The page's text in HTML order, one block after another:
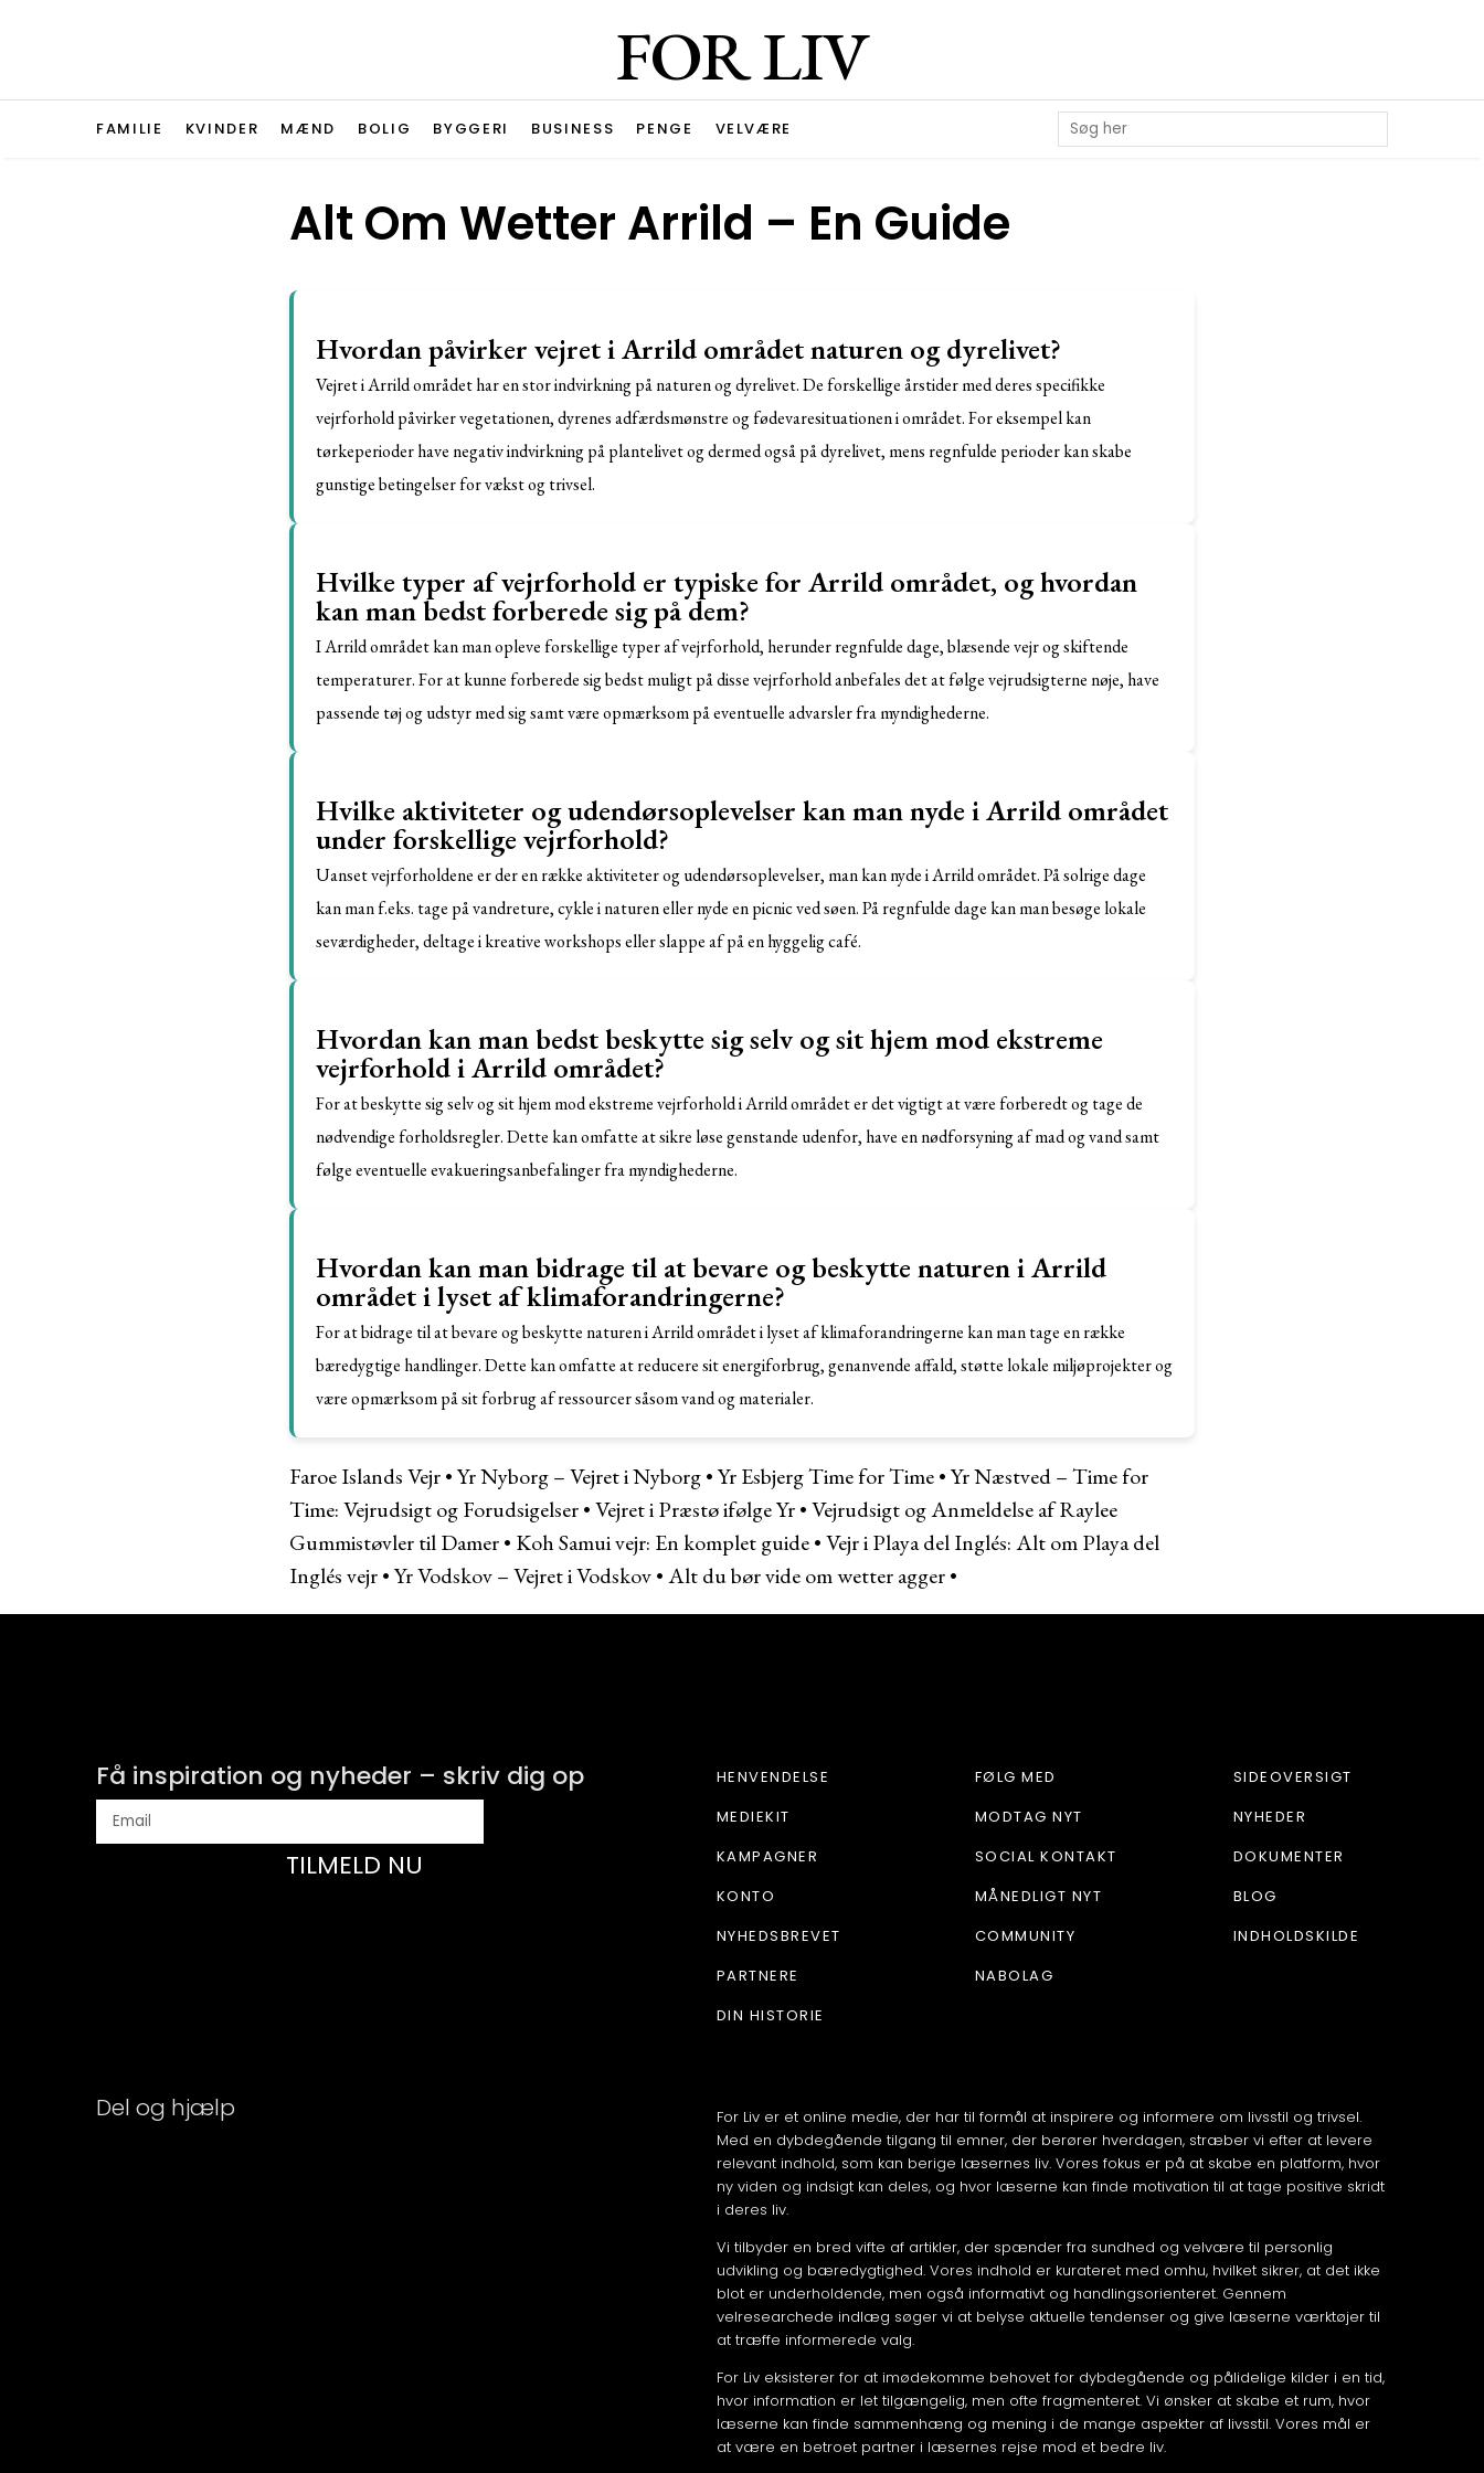
FOR LIV
FAMILIE KVINDER MÆND BOLIG BYGGERI BUSINESS PENGE VELVÆRE
Alt Om Wetter Arrild – En Guide
Hvordan påvirker vejret i Arrild området naturen og dyrelivet?
Vejret i Arrild området har en stor indvirkning på naturen og dyrelivet. De forskellige årstider med deres specifikke
vejrforhold påvirker vegetationen, dyrenes adfærdsmønstre og fødevaresituationen i området. For eksempel kan
tørkeperioder have negativ indvirkning på plantelivet og dermed også på dyrelivet, mens regnfulde perioder kan skabe
gunstige betingelser for vækst og trivsel.
Hvilke typer af vejrforhold er typiske for Arrild området, og hvordan
kan man bedst forberede sig på dem?
I Arrild området kan man opleve forskellige typer af vejrforhold, herunder regnfulde dage, blæsende vejr og skiftende
temperaturer. For at kunne forberede sig bedst muligt på disse vejrforhold anbefales det at følge vejrudsigterne nøje, have
passende tøj og udstyr med sig samt være opmærksom på eventuelle advarsler fra myndighederne.
Hvilke aktiviteter og udendørsoplevelser kan man nyde i Arrild området
under forskellige vejrforhold?
Uanset vejrforholdene er der en række aktiviteter og udendørsoplevelser, man kan nyde i Arrild området. På solrige dage
kan man f.eks. tage på vandreture, cykle i naturen eller nyde en picnic ved søen. På regnfulde dage kan man besøge lokale
seværdigheder, deltage i kreative workshops eller slappe af på en hyggelig café.
Hvordan kan man bedst beskytte sig selv og sit hjem mod ekstreme
vejrforhold i Arrild området?
For at beskytte sig selv og sit hjem mod ekstreme vejrforhold i Arrild området er det vigtigt at være forberedt og tage de
nødvendige forholdsregler. Dette kan omfatte at sikre løse genstande udenfor, have en nødforsyning af mad og vand samt
følge eventuelle evakueringsanbefalinger fra myndighederne.
Hvordan kan man bidrage til at bevare og beskytte naturen i Arrild
området i lyset af klimaforandringerne?
For at bidrage til at bevare og beskytte naturen i Arrild området i lyset af klimaforandringerne kan man tage en række
bæredygtige handlinger. Dette kan omfatte at reducere sit energiforbrug, genanvende affald, støtte lokale miljøprojekter og
være opmærksom på sit forbrug af ressourcer såsom vand og materialer.
Faroe Islands Vejr•Yr Nyborg – Vejret i Nyborg•Yr Esbjerg Time for Time•Yr Næstved – Time for
Time: Vejrudsigt og Forudsigelser•Vejret i Præstø ifølge Yr•Vejrudsigt og Anmeldelse af Raylee
Gummistøvler til Damer• Koh Samui vejr: En komplet guide•Vejr i Playa del Inglés: Alt om Playa del
Inglés vejr•Yr Vodskov – Vejret i Vodskov•Alt du bør vide om wetter agger•
Få inspiration og nyheder – skriv dig op
TILMELD NU
For Liv er et online medie, der har til formål at inspirere og informere om livsstil og trivsel.
Med en dybdegående tilgang til emner, der berører hverdagen, stræber vi efter at levere
relevant indhold, som kan berige læsernes liv. Vores fokus er på at skabe en platform, hvor
ny viden og indsigt kan deles, og hvor læserne kan finde motivation til at tage positive skridt
i deres liv.
Vi tilbyder en bred vifte af artikler, der spænder fra sundhed og velvære til personlig
udvikling og bæredygtighed. Vores indhold er kurateret med omhu, hvilket sikrer, at det ikke
blot er underholdende, men også informativt og handlingsorienteret. Gennem
velresearchede indlæg søger vi at belyse aktuelle tendenser og give læserne værktøjer til
at træffe informerede valg.
For Liv eksisterer for at imødekomme behovet for dybdegående og pålidelige kilder i en tid,
hvor information er let tilgængelig, men ofte fragmenteret. Vi ønsker at skabe et rum, hvor
læserne kan finde sammenhæng og mening i de mange aspekter af livsstil. Vores mål er
at være en betroet partner i læsernes rejse mod et bedre liv.
Del og hjælp
HENVENDELSE
MEDIEKIT
KAMPAGNER
KONTO
NYHEDSBREVET
PARTNERE
DIN HISTORIE
FØLG MED
MODTAG NYT
SOCIAL KONTAKT
MÅNEDLIGT NYT
COMMUNITY
NABOLAG
SIDEOVERSIGT
NYHEDER
DOKUMENTER
BLOG
INDHOLDSKILDE